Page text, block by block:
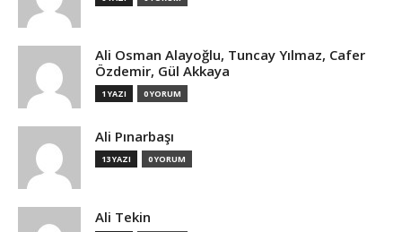
Ali Osman Alayoğlu, Tuncay Yılmaz, Cafer
Özdemir, Gül Akkaya
1 YAZI 0 YORUM
Ali Pınarbaşı
13 YAZI 0 YORUM
Ali Tekin